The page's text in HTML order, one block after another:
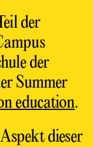
der
der
Summer
education.
dieser